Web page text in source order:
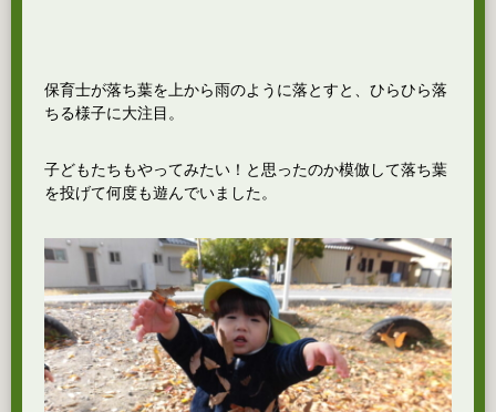
保育士が落ち葉を上から雨のように落とすと、ひらひら落
ちる様子に大注目。
子どもたちもやってみたい！と思ったのか模倣して落ち葉
を投げて何度も遊んでいました。